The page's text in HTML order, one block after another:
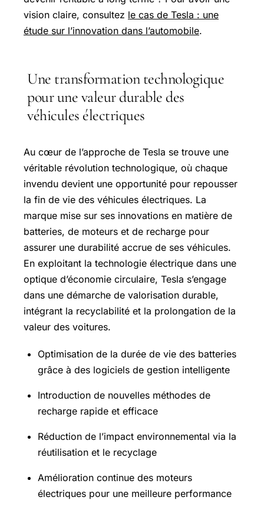
vision claire, consultez le cas de Tesla : une
étude sur l’innovation dans l’automobile.
Une transformation technologique
pour une valeur durable des
véhicules électriques
Au cœur de l’approche de Tesla se trouve une
véritable révolution technologique, où chaque
invendu devient une opportunité pour repousser
la fin de vie des véhicules électriques. La
marque mise sur ses innovations en matière de
batteries, de moteurs et de recharge pour
assurer une durabilité accrue de ses véhicules.
En exploitant la technologie électrique dans une
optique d’économie circulaire, Tesla s’engage
dans une démarche de valorisation durable,
intégrant la recyclabilité et la prolongation de la
valeur des voitures.
Optimisation de la durée de vie des batteries
grâce à des logiciels de gestion intelligente
Introduction de nouvelles méthodes de
recharge rapide et efficace
Réduction de l’impact environnemental via la
réutilisation et le recyclage
Amélioration continue des moteurs
électriques pour une meilleure performance